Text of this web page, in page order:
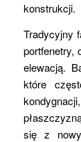
konstrukcji.
Tradycyjny
portfenetry,
elewacją.
które
się z